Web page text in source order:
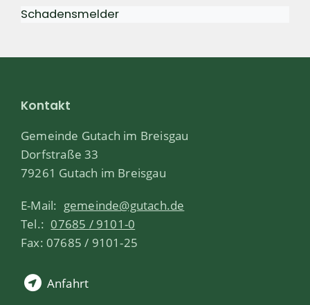
Schadensmelder
Kontakt
Gemeinde Gutach im Breisgau
Dorfstraße 33
79261 Gutach im Breisgau
E-Mail: gemeinde@gutach.de
Tel.: 07685 / 9101-0
Fax: 07685 / 9101-25
Anfahrt